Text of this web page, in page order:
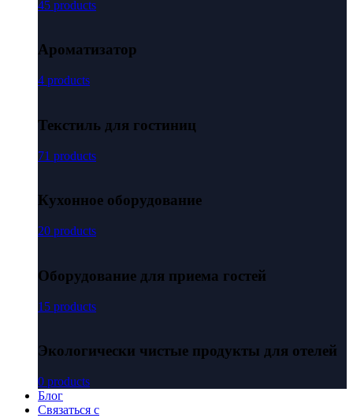
45 products
Ароматизатор
4 products
Текстиль для гостиниц
71 products
Кухонное оборудование
20 products
Оборудование для приема гостей
15 products
Экологически чистые продукты для отелей
0 products
Блог
Связаться с